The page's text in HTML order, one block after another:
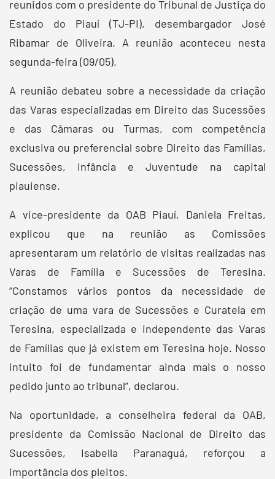
reunidos com o presidente do Tribunal de Justiça do
Estado do Piauí (TJ-PI), desembargador José
Ribamar de Oliveira. A reunião aconteceu nesta
segunda-feira (09/05).
A reunião debateu sobre a necessidade da criação
das Varas especializadas em Direito das Sucessões
e das Câmaras ou Turmas, com competência
exclusiva ou preferencial sobre Direito das Famílias,
Sucessões, Infância e Juventude na capital
piauiense.
A vice-presidente da OAB Piauí, Daniela Freitas,
explicou que na reunião as Comissões
apresentaram um relatório de visitas realizadas nas
Varas de Família e Sucessões de Teresina.
“Constamos vários pontos da necessidade de
criação de uma vara de Sucessões e Curatela em
Teresina, especializada e independente das Varas
de Famílias que já existem em Teresina hoje. Nosso
intuito foi de fundamentar ainda mais o nosso
pedido junto ao tribunal”, declarou.
Na oportunidade, a conselheira federal da OAB,
presidente da Comissão Nacional de Direito das
Sucessões, Isabella Paranaguá, reforçou a
importância dos pleitos.